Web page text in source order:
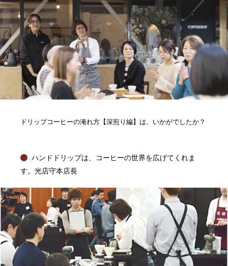
ドリップコーヒーの淹れ方【深煎り編】は、いかがでしたか？
ハンドドリップは、コーヒーの世界を広げてくれま
す。光店守本店長